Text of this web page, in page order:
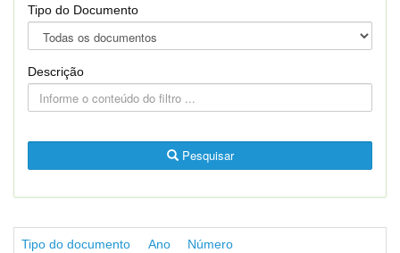
Tipo do Documento
Descrição
Pesquisar
Tipo do documento Ano Número